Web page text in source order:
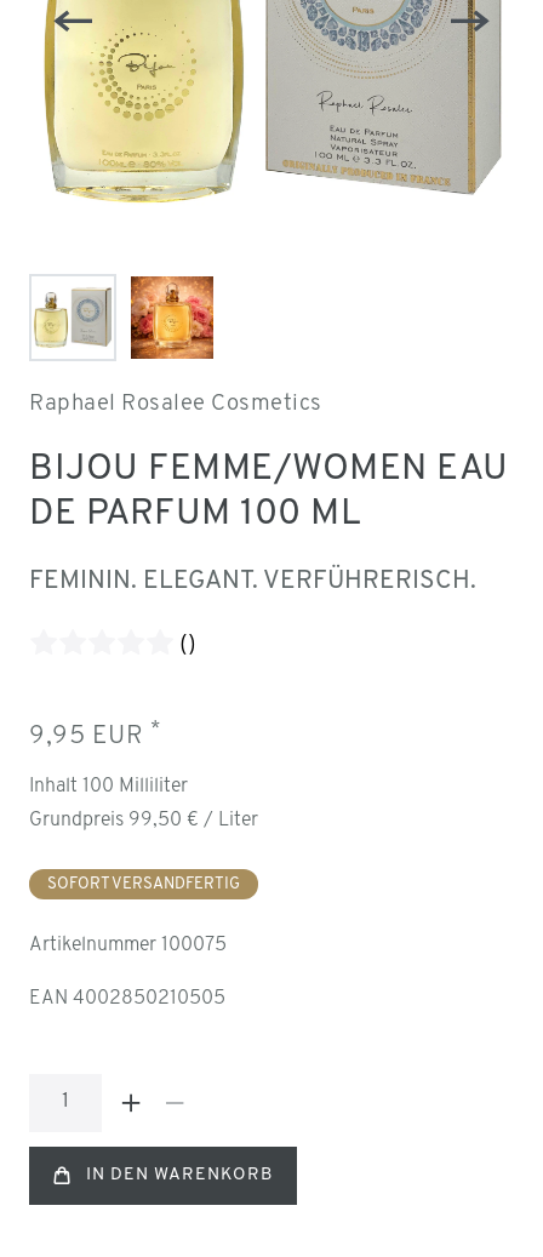
Raphael Rosalee Cosmetics
BIJOU FEMME/WOMEN EAU
DE PARFUM 100 ML
FEMININ. ELEGANT. VERFÜHRERISCH.
()
9,95 EUR *
Inhalt 100 Milliliter
Grundpreis 99,50 € / Liter
SOFORT VERSANDFERTIG
Artikelnummer 100075
EAN 4002850210505
IN DEN WARENKORB